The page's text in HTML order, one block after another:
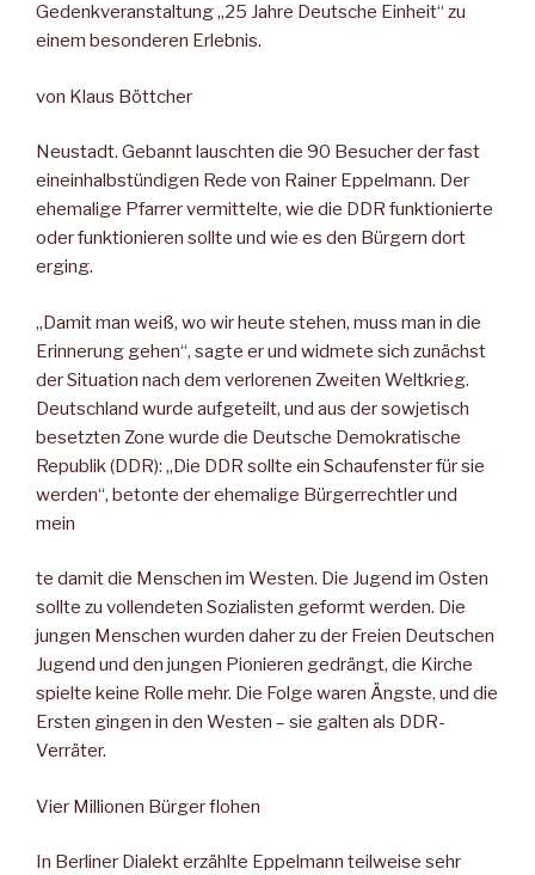
Gedenkveranstaltung „25 Jahre Deutsche Einheit“ zu
einem besonderen Erlebnis.
von Klaus Böttcher
Neustadt. Gebannt lauschten die 90 Besucher der fast
eineinhalbstündigen Rede von Rainer Eppelmann. Der
ehemalige Pfarrer vermittelte, wie die DDR funktionierte
oder funktionieren sollte und wie es den Bürgern dort
erging.
„Damit man weiß, wo wir heute stehen, muss man in die
Erinnerung gehen“, sagte er und widmete sich zunächst
der Situation nach dem verlorenen Zweiten Weltkrieg.
Deutschland wurde aufgeteilt, und aus der sowjetisch
besetzten Zone wurde die Deutsche Demokratische
Republik (DDR): „Die DDR sollte ein Schaufenster für sie
werden“, betonte der ehemalige Bürgerrechtler und
mein
te damit die Menschen im Westen. Die Jugend im Osten
sollte zu vollendeten Sozialisten geformt werden. Die
jungen Menschen wurden daher zu der Freien Deutschen
Jugend und den jungen Pionieren gedrängt, die Kirche
spielte keine Rolle mehr. Die Folge waren Ängste, und die
Ersten gingen in den Westen – sie galten als DDR-
Verräter.
Vier Millionen Bürger flohen
In Berliner Dialekt erzählte Eppelmann teilweise sehr